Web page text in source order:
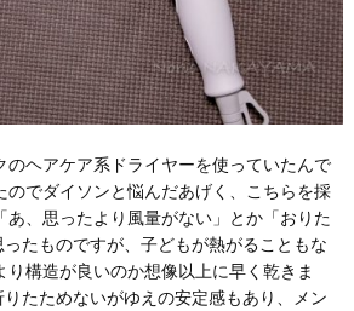
のヘアケア系ドライヤーを使っていたんで
のでダイソンと悩んだあげく、こちらを採
あ、思ったより風量がない」とか「おりた
たものですが、子どもが熱がることもな
り構造が良いのか想像以上に早く乾きま
たためないがゆえの安定感もあり、メン